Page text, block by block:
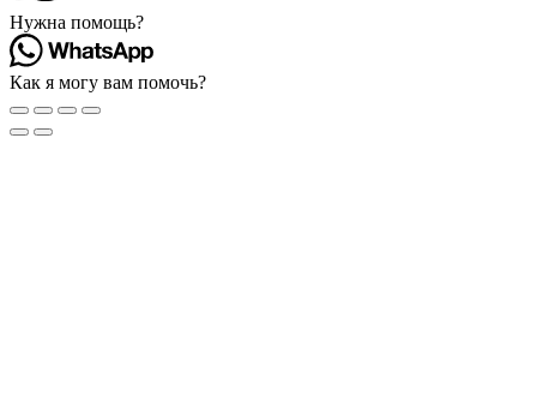
Нужна помощь?
Как я могу вам помочь?